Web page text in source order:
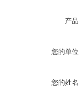
产品
您的单位
您的姓名